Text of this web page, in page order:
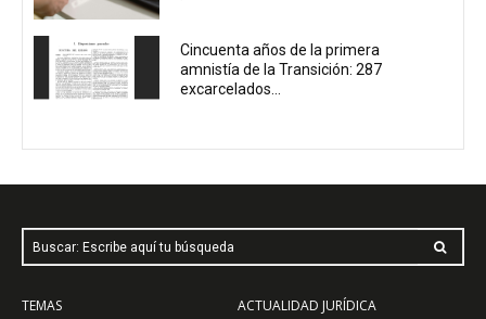
Cincuenta años de la primera
amnistía de la Transición: 287
excarcelados...
Buscar: Escribe aquí tu búsqueda
TEMAS
ACTUALIDAD JURÍDICA